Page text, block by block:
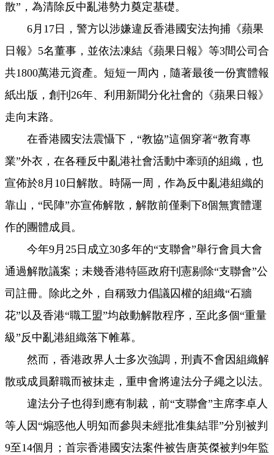
散”，為清除反中亂港勢力奠定基礎。
6月17日，警方以涉嫌違反香港國安法拘捕《蘋果
日報》5名董事，並依法凍結《蘋果日報》等3間公司合
共1800萬港元資產。短短一周內，隨著最後一份實體報
紙出版，創刊26年、利用新聞分化社會的《蘋果日報》
走向末路。
在香港國安法震懾下，“教協”這個穿著“教育專
業”外衣，在各種反中亂港社會活動中牽頭的組織，也
宣佈於8月10日解散。時隔一周，作為反中亂港組織的
靠山，“民陣”亦宣佈解散，解散前僅剩下8個無實體運
作的團體成員。
今年9月25日成立30多年的“支聯會”舉行會員大會
通過解散議案；未幾香港特區政府刊憲剔除“支聯會”公
司註冊。除此之外，自稱致力倡議囚權的組織“石牆
花”以及香港“職工盟”均啟動解散程序，至此多個“重量
級”反中亂港組織落下帷幕。
然而，香港政界人士多次強調，刑責不會因組織解
散或成員辭職而被抹走，重申會將違法分子繩之以法。
違法分子也得到應有制裁，前“支聯會”主席李卓人
等人因“煽惑他人明知而參與未經批准集結罪”分別被判
9至14個月；首宗香港國安法案件被告唐英傑被判9年監